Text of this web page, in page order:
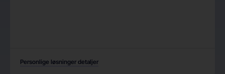
Personlige løsninger detaljer